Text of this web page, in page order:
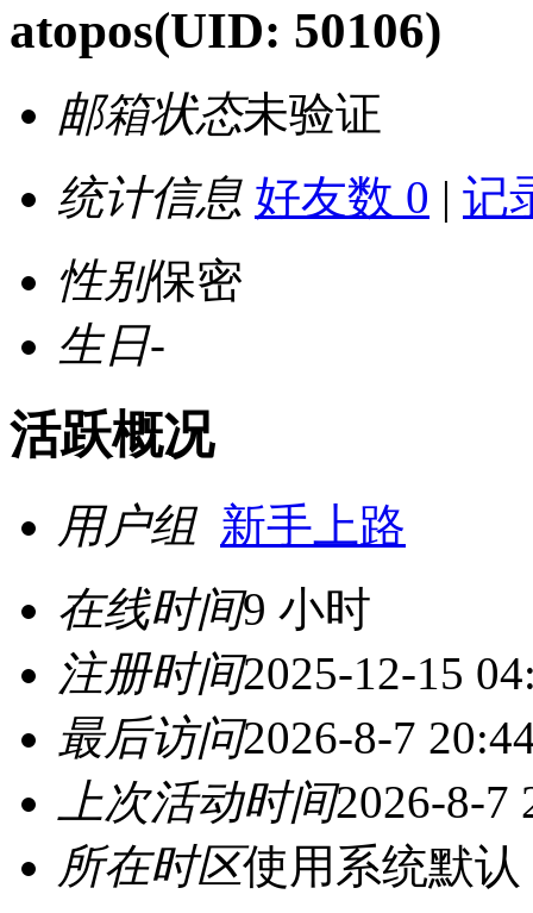
atopos(UID: 50106)
邮箱状态未验证
统计信息 好友数 0 | 记
性别保密
生日-
活跃概况
用户组 新手上路
在线时间9 小时
注册时间2025-12-15
最后访问2026-8-7
上次活动时间2026-8-7
所在时区使用系统默认